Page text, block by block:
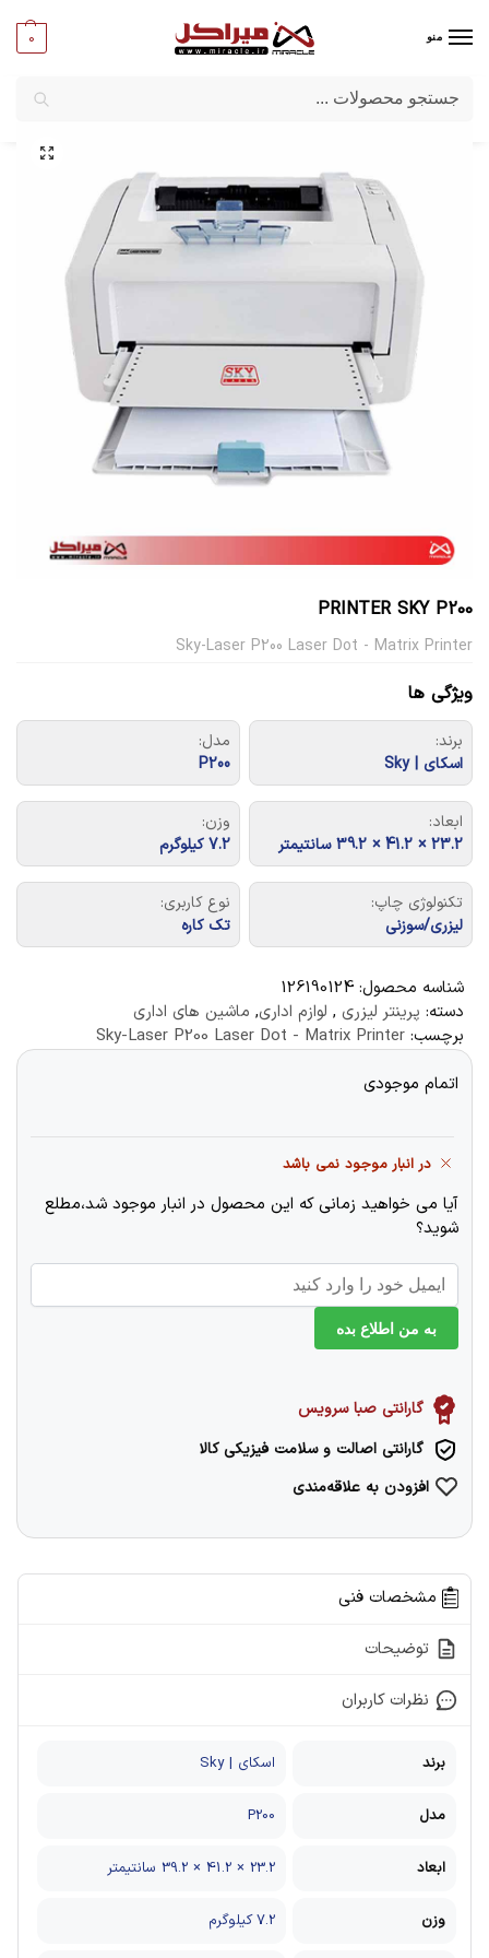
منو 0
میراکل/ماشین‌ های اداری/لوازم اداری
PRINTER SKY P200
Sky-Laser P200 Laser Dot - Matrix Printer
ویژگی ها
برند:
اسکای | Sky
مدل:
P200
ابعاد:
23.2 × 41.2 × 39.2 سانتیمتر
وزن:
7.2 کیلوگرم
تکنولوژی چاپ:
لیزری/سوزنی
نوع کاربری:
تک کاره
شناسه محصول: 126190124
دسته: پرینتر لیزری , لوازم اداری, ماشین‌ های اداری
برچسب: Sky-Laser P200 Laser Dot - Matrix Printer
اتمام موجودی
در انبار موجود نمی باشد
آیا می خواهید زمانی که این محصول در انبار موجود شد،مطلع
شوید؟
به من اطلاع بده
گارانتی صبا سرویس
گارانتی اصالت و سلامت فیزیکی کالا
افزودن به علاقه‌مندی
مشخصات فنی
توضیحات
نظرات کاربران
برند اسکای | Sky
مدل P200
ابعاد 23.2 × 41.2 × 39.2 سانتیمتر
وزن 7.2 کیلوگرم